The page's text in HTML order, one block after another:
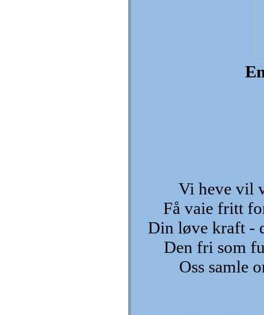
Vi heve vil
Få vaie fritt
Din løve kraft -
Den fri som
Oss samle